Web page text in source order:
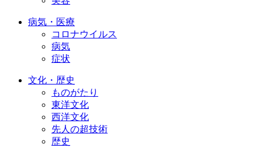
病気・医療
コロナウイルス
病気
症状
文化・歴史
ものがたり
東洋文化
西洋文化
先人の超技術
歴史